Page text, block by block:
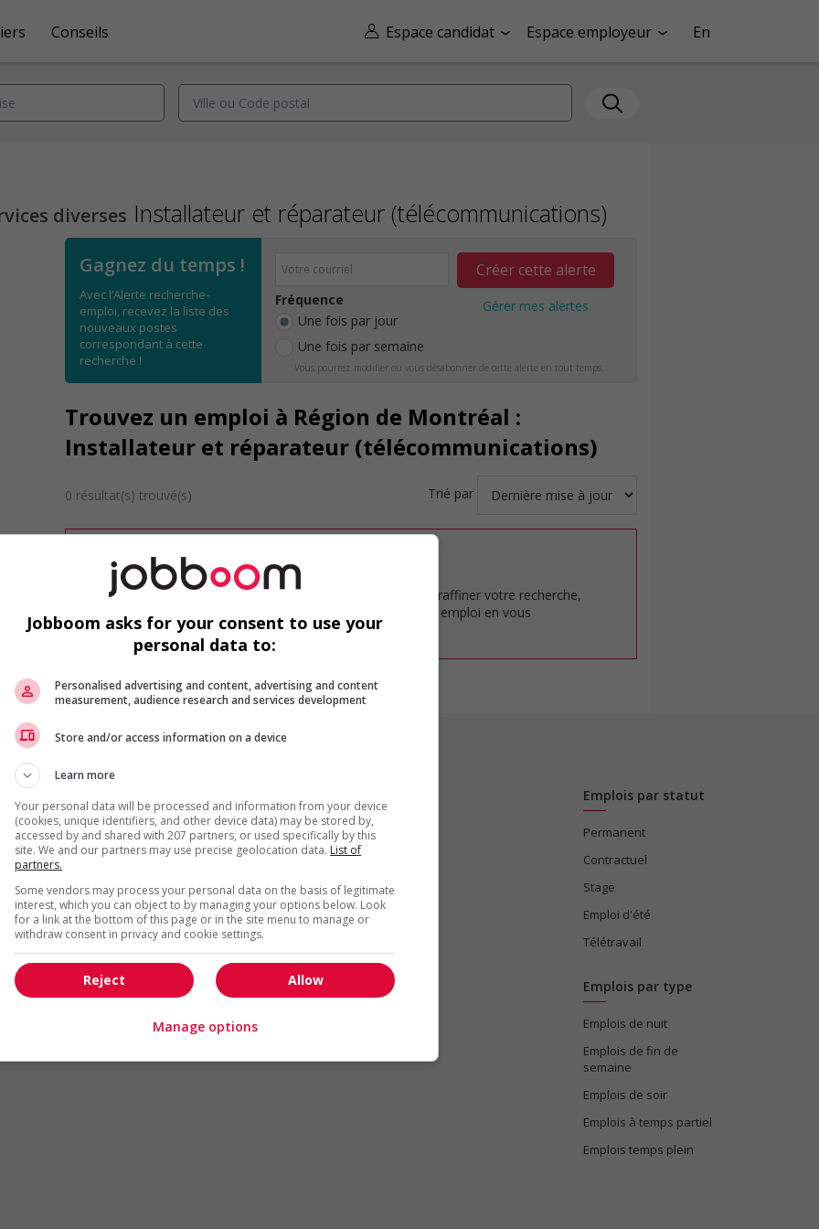
Espace candidat Espace employeur En
Conseils
diverses Installateur et réparateur (télécommunications)
Gagnez du temps !
Avec l’Alerte recherche-
emploi, recevez la liste des
nouveaux postes
correspondant à cette
recherche !
Fréquence
Une fois par jour
Une fois par semaine
Créer cette alerte
Gérer mes alertes
Vous pourrez modifier ou vous désabonner de cette alerte en tout temps.
Trouvez un emploi à Région de Montréal :
Installateur et réparateur (télécommunications)
0 résultat(s) trouvé(s) Trié par
Désolé, cette recherche n'a produit aucun résultat.
Veuillez faire une nouvelle recherche.
Vous pouvez en tout temps utiliser nos outils pour raffiner votre recherche,
ou chercher un poste selon votre profil d'intérêt en emploi en vous
inscrivantcomme membre Jobboom.
Arts et métiers de la mode Automobile et transport
Cadres supérieurs
Commerce / Offres de services
Comptabilité / Assurance
Construction / Manutention
Droit
Ingénierie / Sciences
Marketing / Communication
Ressources humaines
Tourisme / Hôtellerie
Santé
Emplois par statut
Permanent
Contractuel
Stage
Emploi d'été
Télétravail
Emplois par type
Emplois de nuit
Emplois de fin de
semaine
Emplois de soir
Emplois à temps partiel
Emplois temps plein
Jobboom asks for your consent to use your
personal data to:
Personalised advertising and content, advertising and content
measurement, audience research and services development
Store and/or access information on a device
Learn more
Your personal data will be processed and information from your device
(cookies, unique identifiers, and other device data) may be stored by,
accessed by and shared with 207 partners, or used specifically by this
site. We and our partners may use precise geolocation data. List of
partners.
Some vendors may process your personal data on the basis of legitimate
interest, which you can object to by managing your options below. Look
for a link at the bottom of this page or in the site menu to manage or
withdraw consent in privacy and cookie settings.
Allow
Reject
Manage options